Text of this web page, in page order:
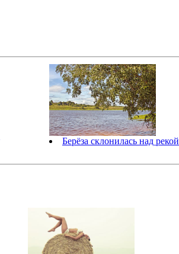
Берёза склонилась над рекой